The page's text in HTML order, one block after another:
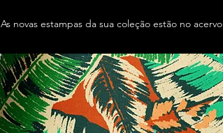
As novas estampas da sua coleção estão no acervo